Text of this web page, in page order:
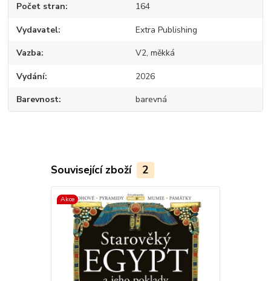
Počet stran 164
Vydavatel Extra Publishing
Vazba V2, měkká
Vydání 2026
Barevnost barevná
Související zboží 2
Akce